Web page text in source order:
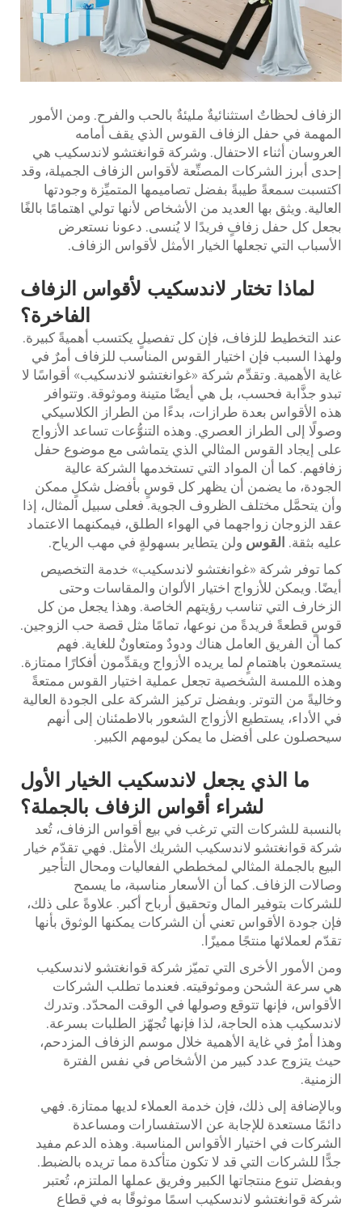
الزفاف لحظاتٌ استثنائيةٌ مليئةٌ بالحب والفرح. ومن الأمور
المهمة في حفل الزفاف القوس الذي يقف أمامه
العروسان أثناء الاحتفال. وشركة قوانغتشو لاندسكيب هي
إحدى أبرز الشركات المصنِّعة لأقواس الزفاف الجميلة، وقد
اكتسبت سمعةً طيبةً بفضل تصاميمها المتميِّزة وجودتها
العالية. ويثق بها العديد من الأشخاص لأنها تولي اهتمامًا بالغًا
بجعل كل حفل زفافٍ فريدًا لا يُنسى. دعونا نستعرض
الأسباب التي تجعلها الخيار الأمثل لأقواس الزفاف.
لماذا تختار لاندسكيب لأقواس الزفاف
الفاخرة؟
عند التخطيط للزفاف، فإن كل تفصيلٍ يكتسب أهميةً كبيرة.
ولهذا السبب فإن اختيار القوس المناسب للزفاف أمرٌ في
غاية الأهمية. وتقدِّم شركة «غوانغتشو لاندسكيب» أقواسًا لا
تبدو جذَّابة فحسب، بل هي أيضًا متينة وموثوقة. وتتوافر
هذه الأقواس بعدة طرازات، بدءًا من الطراز الكلاسيكي
وصولًا إلى الطراز العصري. وهذه التنوُّعات تساعد الأزواج
على إيجاد القوس المثالي الذي يتماشى مع موضوع حفل
زفافهم. كما أن المواد التي تستخدمها الشركة عالية
الجودة، ما يضمن أن يظهر كل قوسٍ بأفضل شكلٍ ممكن
وأن يتحمَّل مختلف الظروف الجوية. فعلى سبيل المثال، إذا
عقد الزوجان زواجهما في الهواء الطلق، فيمكنهما الاعتماد
عليه بثقة.القوسولن يتطاير بسهولةٍ في مهب الرياح.
كما توفر شركة «غوانغتشو لاندسكيب» خدمة التخصيص
أيضًا. ويمكن للأزواج اختيار الألوان والمقاسات وحتى
الزخارف التي تناسب رؤيتهم الخاصة. وهذا يجعل من كل
قوسٍ قطعةً فريدةً من نوعها، تمامًا مثل قصة حب الزوجين.
كما أن الفريق العامل هناك ودودٌ ومتعاونٌ للغاية. فهم
يستمعون باهتمامٍ لما يريده الأزواج ويقدِّمون أفكارًا ممتازة.
وهذه اللمسة الشخصية تجعل عملية اختيار القوس ممتعةً
وخاليةً من التوتر. وبفضل تركيز الشركة على الجودة العالية
في الأداء، يستطيع الأزواج الشعور بالاطمئنان إلى أنهم
سيحصلون على أفضل ما يمكن ليومهم الكبير.
ما الذي يجعل لاندسكيب الخيار الأول
لشراء أقواس الزفاف بالجملة؟
بالنسبة للشركات التي ترغب في بيع أقواس الزفاف، تُعد
شركة قوانغتشو لاندسكيب الشريك الأمثل. فهي تقدّم خيار
البيع بالجملة المثالي لمخططي الفعاليات ومحال التأجير
وصالات الزفاف. كما أن الأسعار مناسبة، ما يسمح
للشركات بتوفير المال وتحقيق أرباح أكبر. علاوةً على ذلك،
فإن جودة الأقواس تعني أن الشركات يمكنها الوثوق بأنها
تقدّم لعملائها منتجًا مميزًا.
ومن الأمور الأخرى التي تميّز شركة قوانغتشو لاندسكيب
هي سرعة الشحن وموثوقيته. فعندما تطلب الشركات
الأقواس، فإنها تتوقع وصولها في الوقت المحدّد. وتدرك
لاندسكيب هذه الحاجة، لذا فإنها تُجهّز الطلبات بسرعة.
وهذا أمرٌ في غاية الأهمية خلال موسم الزفاف المزدحم،
حيث يتزوج عدد كبير من الأشخاص في نفس الفترة
الزمنية.
وبالإضافة إلى ذلك، فإن خدمة العملاء لديها ممتازة. فهي
دائمًا مستعدة للإجابة عن الاستفسارات ومساعدة
الشركات في اختيار الأقواس المناسبة. وهذه الدعم مفيد
جدًّا للشركات التي قد لا تكون متأكدة مما تريده بالضبط.
وبفضل تنوع منتجاتها الكبير وفريق عملها الملتزم، تُعتبر
شركة قوانغتشو لاندسكيب اسمًا موثوقًا به في قطاع